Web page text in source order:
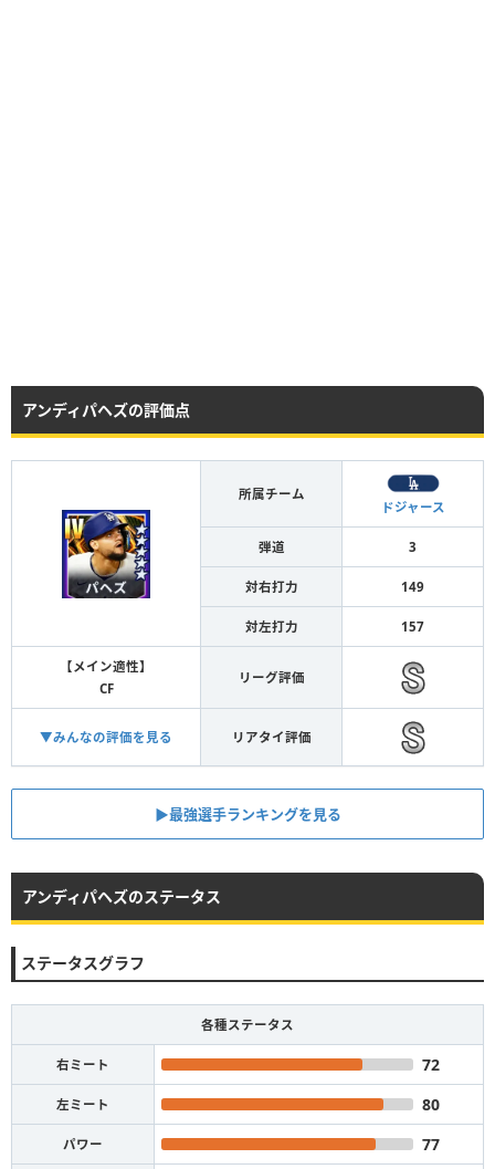
アンディパヘズの評価点
所属チーム
ドジャース
弾道 3
対右打力 149
対左打力 157
【メイン適性】
CF
リーグ評価
▼みんなの評価を見る リアタイ評価
▶︎最強選手ランキングを見る
アンディパヘズのステータス
ステータスグラフ
各種ステータス
右ミート 72
左ミート 80
パワー 77